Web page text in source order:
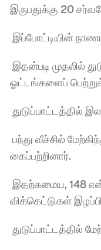
இருபதுக்கு 20
இப்போட்டியின்
இதன்படி முதலில்
ஓட்டங்களைப்
துடுப்பாட்டத்தில்
பந்து வீச்சில்
கைப்பற்றினார்.
இதற்கமைய, 148
விக்கெட்டுகள்
துடுப்பாட்டத்தில்